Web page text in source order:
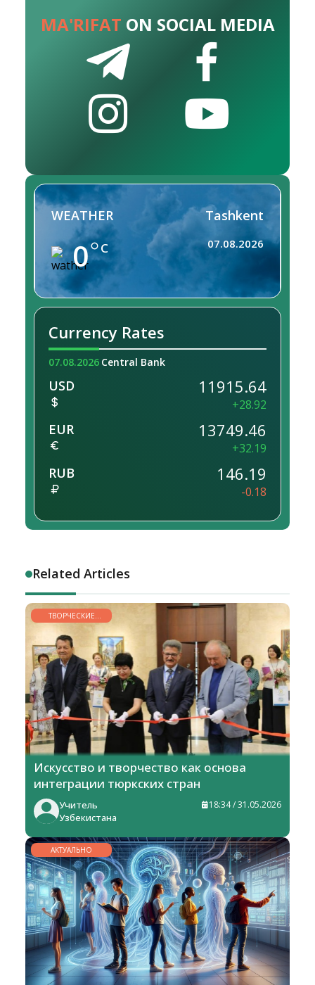
MA'RIFAT ON SOCIAL MEDIA
WEATHER
0 C
Tashkent
07.08.2026
Currency Rates
07.08.2026 Central Bank
USD 11915.64
+28.92
EUR 13749.46
+32.19
RUB 146.19
-0.18
Related Articles
ТВОРЧЕСКИЕ
ГОРИЗОНТЫ
Искусство и творчество как основа
интеграции тюркских стран
Учитель
Узбекистана
18:34 / 31.05.2026
АКТУАЛЬНО